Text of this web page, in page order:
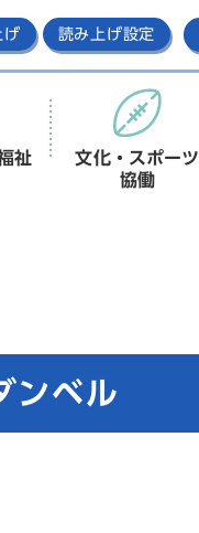
げ 読み上げ設定
祉
文化・スポーツ
協働
ンベル